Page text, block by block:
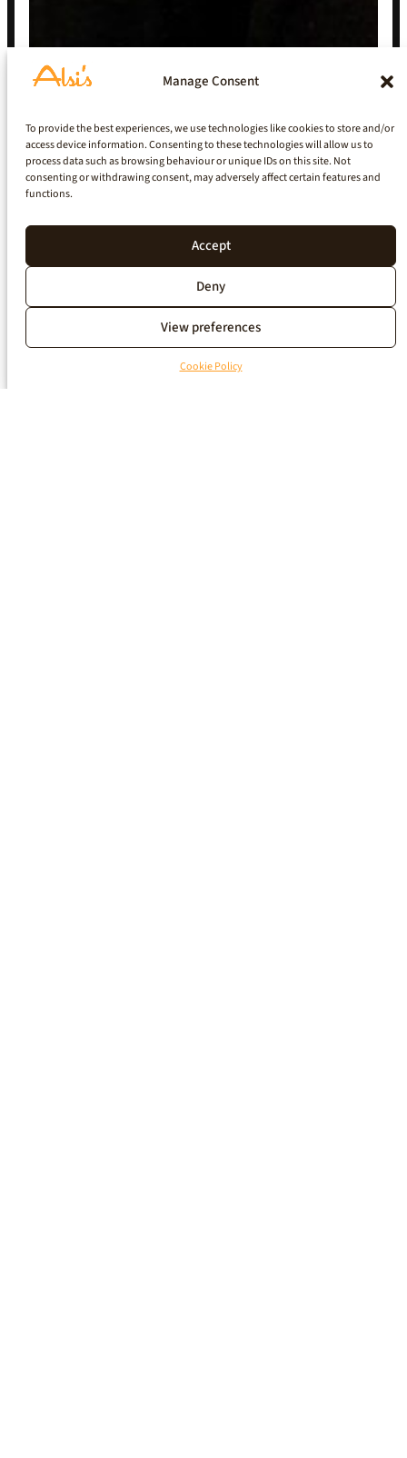
Manage Consent
To provide the best experiences, we use technologies like cookies to store and/or
access device information. Consenting to these technologies will allow us to
process data such as browsing behaviour or unique IDs on this site. Not
consenting or withdrawing consent, may adversely affect certain features and
functions.
Accept
Deny
View preferences
Cookie Policy